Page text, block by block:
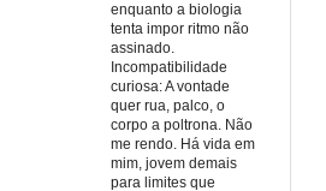
enquanto a biologia
tenta impor ritmo não
assinado.
Incompatibilidade
curiosa: A vontade
quer rua, palco, o
corpo a poltrona. Não
me rendo. Há vida em
mim, jovem demais
para limites que